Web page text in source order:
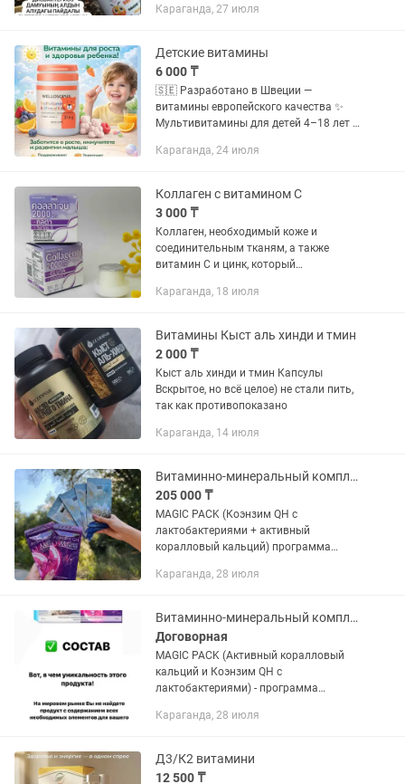
Караганда, 27 июля
Детские витамины
6 000 ₸
🇸🇪 Разработано в Швеции —
витамины европейского качества ✨
Мультивитамины для детей 4–18 лет —
умственного развития. Йод — для
крепких...
Караганда, 24 июля
Коллаген с витамином С
3 000 ₸
Коллаген, необходимый коже и
соединительным тканям, а также
витамин С и цинк, который
Коллаген - строительное волокно,
ткани: ткани...
Караганда, 18 июля
Витамины Кыст аль хинди и тмин
2 000 ₸
Кыст аль хинди и тмин Капсулы
Вскрытое, но всё целое) не стали пить,
так как противопоказано
Караганда, 14 июля
Витаминно-минеральный комплекс magic pack
205 000 ₸
MAGIC PACK (Коэнзим QH с
лактобактериями + активный
коралловый кальций) программа
месяцев здоровой жизни. Комплекс
способствует...
Караганда, 28 июля
Витаминно-минеральный комплекс Magic pack
Договорная
MAGIC PACK (Активный коралловый
кальций и Коэнзим QH с
лактобактериями) - программа
месяцев здоровой жизни. Комплекс
способствует...
Караганда, 28 июля
Д3/К2 витамини
12 500 ₸